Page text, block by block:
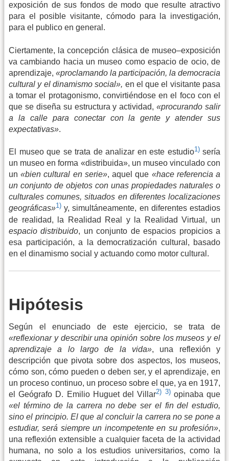
exposición de sus fondos de modo que resulte atractivo
para el posible visitante, cómodo para la investigación,
para el publico en general.
Ciertamente, la concepción clásica de museo–exposición
va cambiando hacia un museo como espacio de ocio, de
aprendizaje, «proclamando la participación, la democracia
cultural y el dinamismo social», en el que el visitante pasa
a tomar el protagonismo, convirtiéndose en el foco con el
que se diseña su estructura y actividad,«procurando salir
a la calle para conectar con la gente y atender sus
expectativas».
El museo que se trata de analizar en este estudio1)sería
un museo en forma «distribuida», un museo vinculado con
un«bien cultural en serie», aquel que «hace referencia a
un conjunto de objetos con unas propiedades naturales o
culturales comunes, situados en diferentes localizaciones
geográficas»1) y, simultáneamente, en diferentes estadios
de realidad, la Realidad Real y la Realidad Virtual, un
espacio distribuido, un conjunto de espacios propicios a
esa participación, a la democratización cultural, basado
en el dinamismo social y actuando como motor cultural.
Hipótesis
Según el enunciado de este ejercicio, se trata de
«reflexionar y describir una opinión sobre los museos y el
aprendizaje a lo largo de la vida», una reflexión y
descripción que pivota sobre dos aspectos, los museos,
cómo son, cómo pueden o deben ser, y el aprendizaje, en
un proceso continuo, un proceso sobre el que, ya en 1917,
el Geógrafo D. Emilio Huguet del Villar2) 3)opinaba que
«el término de la carrera no debe ser el fin del estudio,
sino el principio. El que al concluir la carrera no se pone a
estudiar, será siempre un incompetente en su profesión»,
una reflexión extensible a cualquier faceta de la actividad
humana, no solo a los estudios universitarios, como la